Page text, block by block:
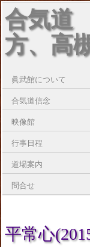
合気道
方、高
眞武館について
合気道信念
映像館
行事日程
道場案内
問合せ
平常心